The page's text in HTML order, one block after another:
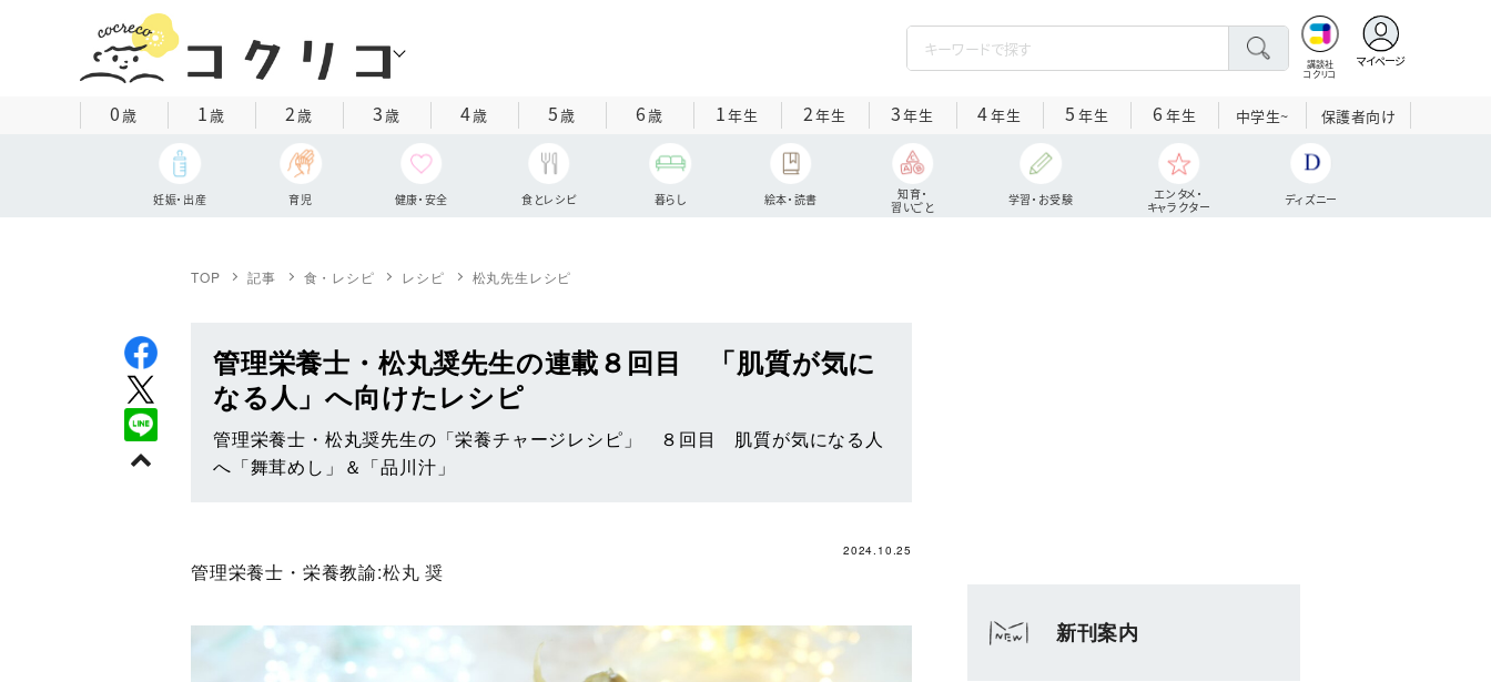
講談社
コクリコ
マイページ
0歳 1歳 2歳 3歳 4歳 5歳 6歳 1年生 2年生 3年生 4年生 5 年生 6 年生 中学生~ 保護者向け
妊娠・出産 育児 健康・安全 食とレシピ 暮らし 絵本・読書
知育・
習いごと
学習・お受験
エンタメ・
キャラクター
ディズニー
TOP 記事 食・レシピ レシピ 松丸先生レシピ
管理栄養士・松丸奨先生の連載８回目 「肌質が気に
なる人」へ向けたレシピ
管理栄養士・松丸奨先生の「栄養チャージレシピ」 ８回目 肌質が気になる人
へ「舞茸めし」＆「品川汁」
2024.10.25
管理栄養士・栄養教諭:松丸 奨
新刊案内